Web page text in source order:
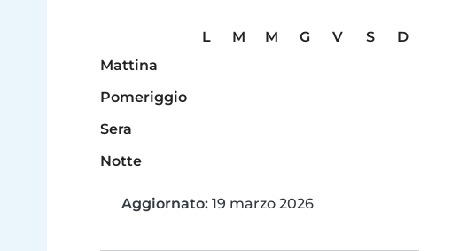
L M M G V S
D
Mattina
Pomeriggio
Sera
Notte
Aggiornato: 19 marzo 2026